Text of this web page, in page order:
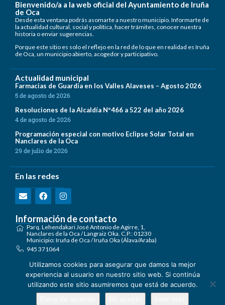
Bienvenido/a a la web oficial del Ayuntamiento de Iruña
de Oca
Desde esta ventana podrás asomarte a nuestro municipio. Informarte de
la actualidad cultural, social y política, hacer trámites, conocer nuestra
historia o enviar sugerencias.
Porque este sitio es solo el reflejo en la red de lo que en realidad es Iruña
de Oca, un municipio abierto, acogedor y participativo.
Actualidad municipal
Farmacias de Guardia en los Valles Alaveses – Agosto 2026
5 de agosto de 2026
Resoluciones de la Alcaldía Nº466 a 522 del año 2026
4 de agosto de 2026
Programación especial con motivo Eclipse Solar Total en
Nanclares de la Oca
29 de julio de 2026
En las redes
Información de contacto
Parq. Lehendakari José Antonio de Agirre, 1,
Nanclares de la Oca / Langraiz Oka. C.P.: 01230
Municipio: Iruña de Oca / Iruña Oka (Álava/Araba)
945 371064
Encuéntranos en el mapa
Formulario de Contacto
Utilizamos cookies para asegurar que damos la mejor
experiencia al usuario en nuestro sitio web. Si continúa
utilizando este sitio asumiremos que está de acuerdo.